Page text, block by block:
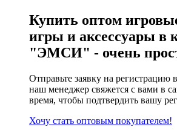
Купить оптом
игры и аксессуары в
"ЭМСИ" - очень
Отправьте заявку на
наш менеджер свяжется с вами в
время, чтобы подтвердить вашу
Хочу стать оптовым покупателем!